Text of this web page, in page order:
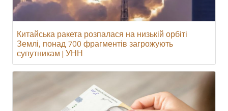
Китайська ракета розпалася на низькій орбіті
Землі, понад 700 фрагментів загрожують
супутникам | УНН